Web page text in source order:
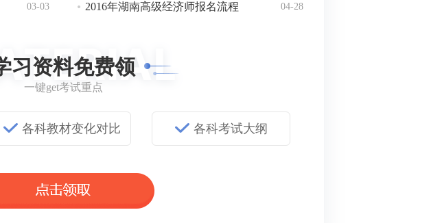
（附图解）
03-03 2016年湖南高级经济师报名流程 04-28
习资料免费领
一键get考试重点
各科教材变化对比 各科考试大纲